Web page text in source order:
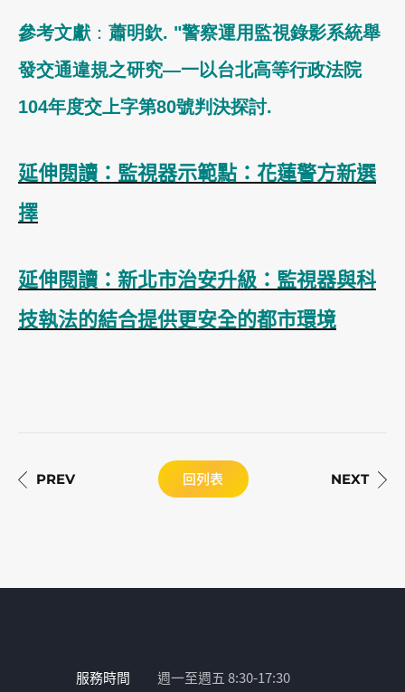
參考文獻 ： 蕭明欽. "警察運用監視錄影系統舉
發交通違規之研究—一以台北高等行政法院
104年度交上字第80號判決探討.
延伸閱讀：監視器示範點：花蓮警方新選
擇
延伸閱讀：新北市治安升級：監視器與科
技執法的結合提供更安全的都市環境
回列表
服務時間
週一至週五 8:30-17:30